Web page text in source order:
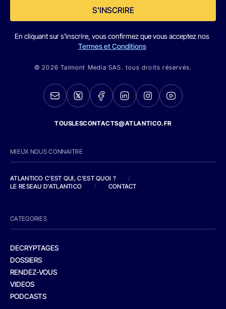
S'INSCRIRE
En cliquant sur s'inscrire, vous confirmez que vous acceptez nos
Termes et Conditions
© 2026 Talmont Media SAS. tous droits réservés.
TOUSLESCONTACTS@ATLANTICO.FR
MIEUX NOUS CONNAITRE
ATLANTICO C'EST QUI, C'EST QUOI ?
/
LE RESEAU D'ATLANTICO
/ CONTACT
CATEGORIES
DECRYPTAGES
DOSSIERS
RENDEZ-VOUS
VIDEOS
PODCASTS